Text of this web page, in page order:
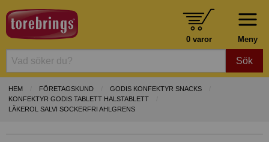
Meny
0 varor
Sök
HEM FÖRETAGSKUND
GODIS KONFEKTYR SNACKS
KONFEKTYR GODIS TABLETT HALSTABLETT
LÄKEROL SALVI SOCKERFRI AHLGRENS